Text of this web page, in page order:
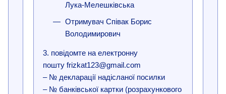
Лука-Мелешківська
Отримувач Співак Борис
Володимирович
3. повідомте на електронну
пошту frizkat123@gmail.com
– № декларації надісланої посилки
– № банківської картки (розрахункового